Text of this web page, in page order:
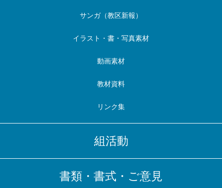
サンガ（教区新報）
イラスト・書・写真素材
動画素材
教材資料
リンク集
組活動
書類・書式・ご意見